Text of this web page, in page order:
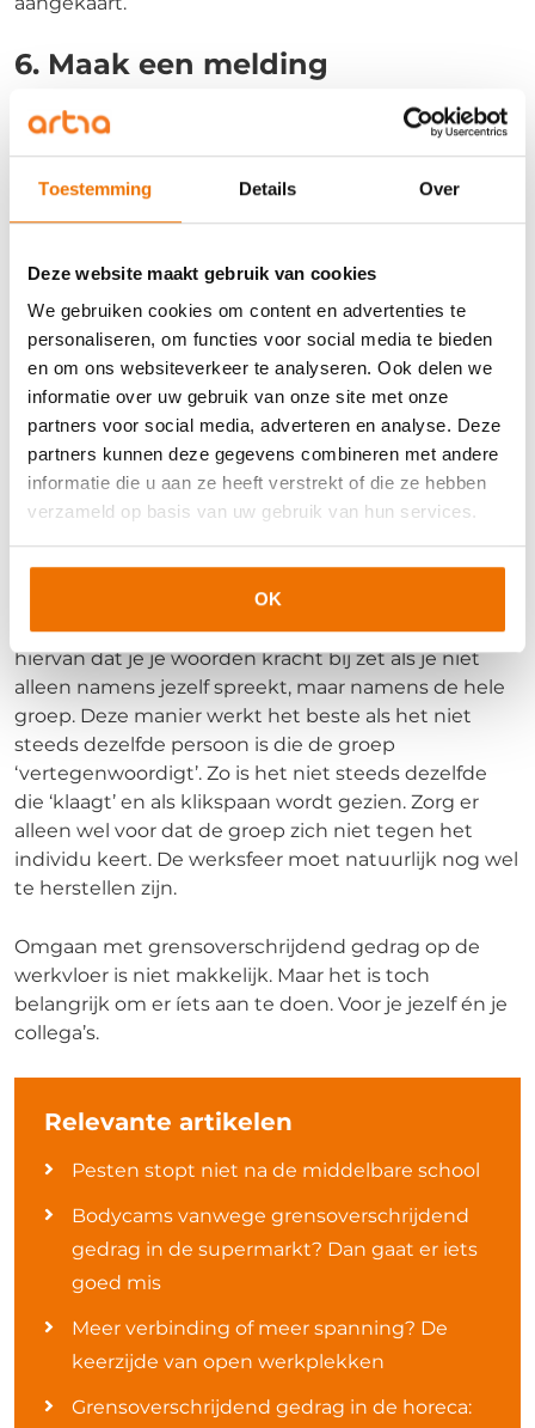
Toestemming Details Over
Deze website maakt gebruik van cookies
We gebruiken cookies om content en advertenties te
personaliseren, om functies voor social media te bieden
en om ons websiteverkeer te analyseren. Ook delen we
informatie over uw gebruik van onze site met onze
partners voor social media, adverteren en analyse. Deze
partners kunnen deze gegevens combineren met andere
informatie die u aan ze heeft verstrekt of die ze hebben
verzameld op basis van uw gebruik van hun services.
OK
6. Maak een melding
Als het aanspreken van je collega niets heeft
veranderd aan zijn of haar gedrag, kun je naar de
leidinggevende of vertrouwenspersoon gaan om
een melding te maken. Wees er wel op voorbereid
dat het anders uit kan pakken dan je zou willen.
loopt als jij verwacht. Bijvoorbeeld als de baas net
zulke grapjes of opmerkingen maakt en het gedrag
dus niet zo erg vindt. Denk vooruit wat je
vervolgstappen zijn, bijvoorbeeld om naar de baas
van de baas te gaan. Geef dus niet meteen op, want
het zou zonde zijn als je hierdoor niet meer met een
fijn gevoel naar je werk kan.
7. Team up met andere collega’s
Hebben andere collega’s ook last van het
(grensoverschrijdende) gedrag? Maak dan als groep
een melding. Laat daarbij één iemand het woord
doen namens de groep. Het grote voordeel is
hiervan dat je je woorden kracht bij zet als je niet
alleen namens jezelf spreekt, maar namens de hele
groep. Deze manier werkt het beste als het niet
steeds dezelfde persoon is die de groep
‘vertegenwoordigt’. Zo is het niet steeds dezelfde
die ‘klaagt’ en als klikspaan wordt gezien. Zorg er
alleen wel voor dat de groep zich niet tegen het
individu keert. De werksfeer moet natuurlijk nog wel
te herstellen zijn.
Omgaan met grensoverschrijdend gedrag op de
werkvloer is niet makkelijk. Maar het is toch
belangrijk om er íets aan te doen. Voor je jezelf én je
collega’s.
Relevante artikelen
Pesten stopt niet na de middelbare school
Bodycams vanwege grensoverschrijdend
gedrag in de supermarkt? Dan gaat er iets
goed mis
Meer verbinding of meer spanning? De
keerzijde van open werkplekken
Grensoverschrijdend gedrag in de horeca: